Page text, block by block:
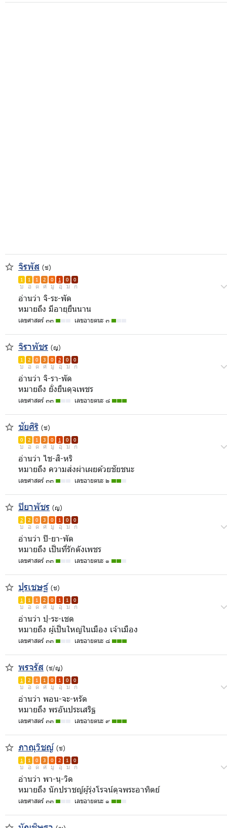
จิรพัส (ช)
1 1 1 2 0 1 0 0
บ อ ด ศ มู อุ ม ก
อ่านว่า จิ-ระ-พัด
หมายถึง มีอายุยืนนาน
เลขศาสตร์ ๓๓ เลขอายตนะ ๓
จิราพัชร (ญ)
1 2 0 3 0 2 0 0
บ อ ด ศ มู อุ ม ก
อ่านว่า จิ-รา-พัด
หมายถึง ยั่งยืนดุจเพชร
เลขศาสตร์ ๓๓ เลขอายตนะ ๘
ชัยศิริ (ช)
0 2 1 3 0 1 0 0
บ อ ด ศ มู อุ ม ก
อ่านว่า ไช-สิ-หริ
หมายถึง ความส่งผ่าเผยด้วยชัยชนะ
เลขศาสตร์ ๓๓ เลขอายตนะ ๒
ปิยาพัชร (ญ)
2 2 0 3 0 1 0 0
บ อ ด ศ มู อุ ม ก
อ่านว่า ปิ-ยา-พัด
หมายถึง เป็นที่รักดังเพชร
เลขศาสตร์ ๓๓ เลขอายตนะ ๑
ปุรเชษฐ์ (ช)
1 1 1 2 0 1 1 0
บ อ ด ศ มู อุ ม ก
อ่านว่า ปุ-ระ-เชด
หมายถึง ผู้เป็นใหญ่ในเมือง เจ้าเมือง
เลขศาสตร์ ๓๓ เลขอายตนะ ๘
พรจรัส (ช/ญ)
1 2 1 1 0 1 0 0
บ อ ด ศ มู อุ ม ก
อ่านว่า พอน-จะ-หรัด
หมายถึง พรอันประเสริฐ
เลขศาสตร์ ๓๓ เลขอายตนะ ๙
ภาณุวิชญ์ (ช)
1 1 0 3 0 2 1 0
บ อ ด ศ มู อุ ม ก
อ่านว่า พา-นุ-วิด
หมายถึง นักปราชญ์ผู้รุ่งโรจน์ดุจพระอาทิตย์
เลขศาสตร์ ๓๓ เลขอายตนะ ๑